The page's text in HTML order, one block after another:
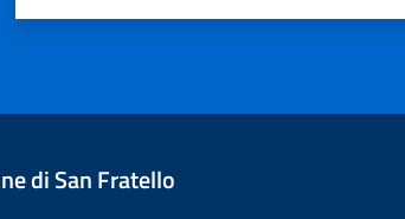
di San Fratello